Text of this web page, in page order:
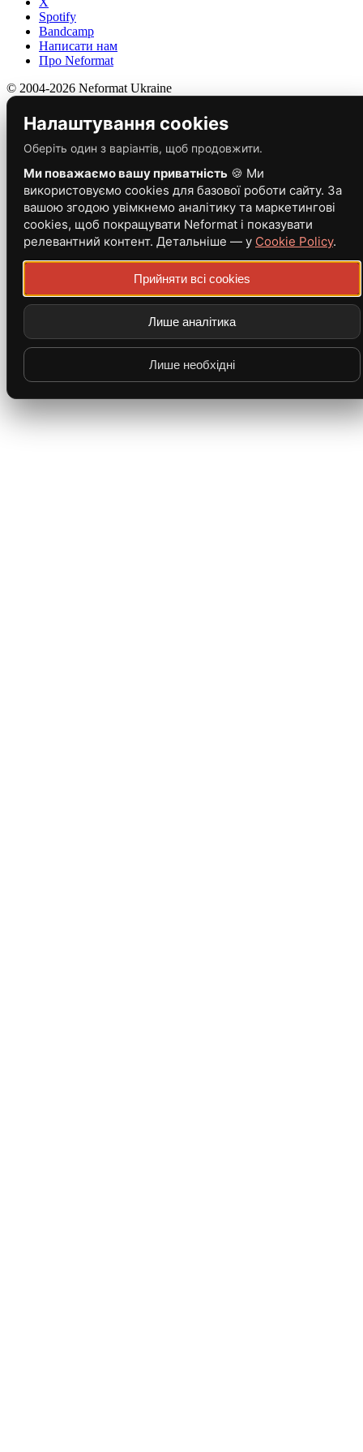
Spotify
Bandcamp
Написати нам
Про Neformat
© 2004-2026 Neformat Ukraine
Налаштування cookies
Оберіть один з варіантів, щоб продовжити.
Ми поважаємо вашу приватність 🍪 Ми
використовуємо cookies для базової роботи сайту. За
вашою згодою увімкнемо аналітику та маркетингові
cookies, щоб покращувати Neformat і показувати
релевантний контент. Детальніше — у Cookie Policy.
Прийняти всі cookies
Лише аналітика
Лише необхідні